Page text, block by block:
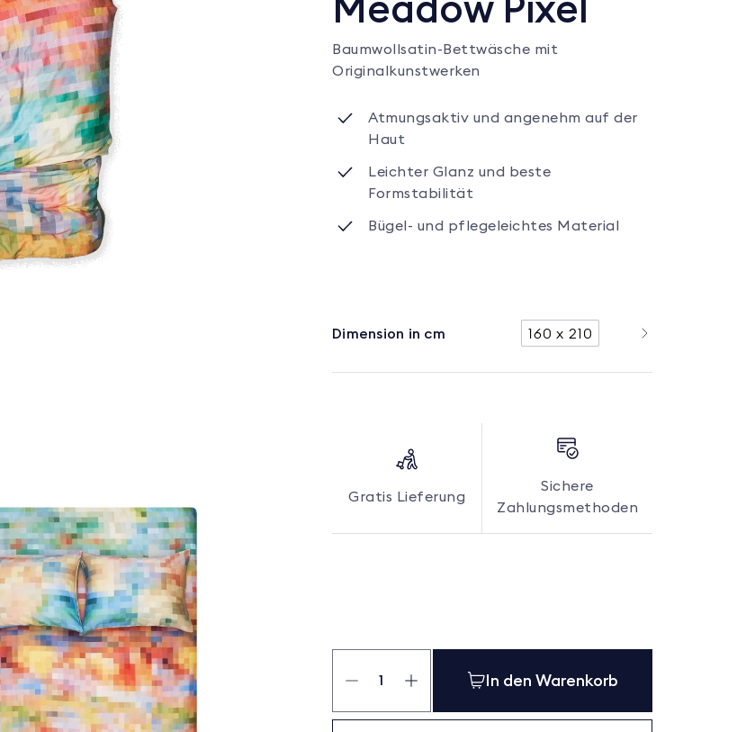
Baumwollsatin-Bettwäsche mit
Originalkunstwerken
Atmungsaktiv und angenehm auf der
Haut
Leichter Glanz und beste
Formstabilität
Bügel- und pflegeleichtes Material
Dimension in cm 160 x 210
Gratis Lieferung
Sichere
Zahlungsmethoden
Duvetbezug
Meadow
Menge
In den Warenkorb